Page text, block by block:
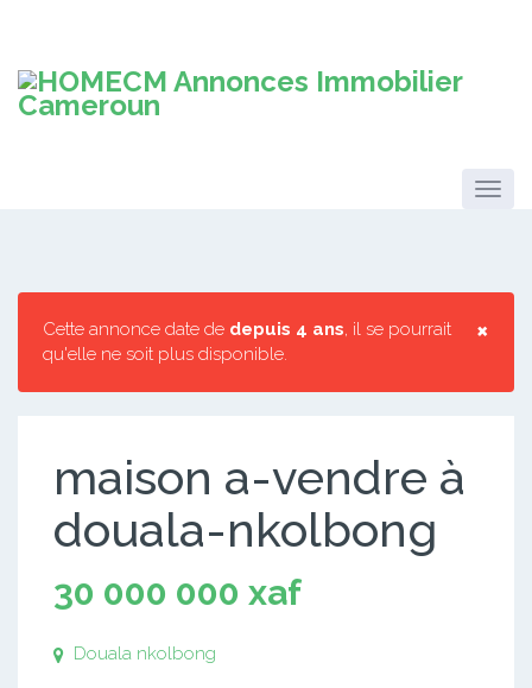
×
Cette annonce date de depuis 4 ans, il se pourrait
qu'elle ne soit plus disponible.
maison a-vendre à
douala-nkolbong
30 000 000 xaf
Douala nkolbong